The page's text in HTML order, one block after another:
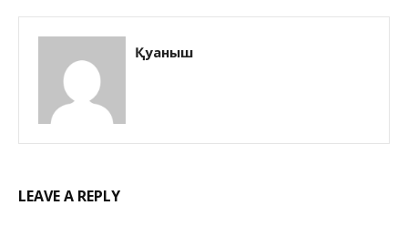
Қуаныш
LEAVE A REPLY